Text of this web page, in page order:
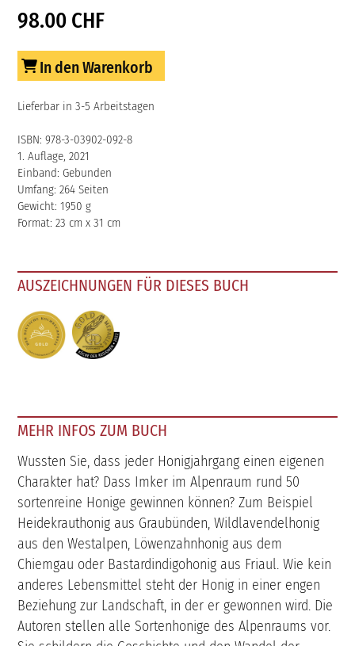
98.00 CHF
In den Warenkorb
Lieferbar in 3-5 Arbeitstagen
ISBN: 978-3-03902-092-8
1. Auflage, 2021
Einband: Gebunden
Umfang: 264 Seiten
Gewicht: 1950 g
Format: 23 cm x 31 cm
AUSZEICHNUNGEN FÜR DIESES BUCH
MEHR INFOS ZUM BUCH
Wussten Sie, dass jeder Honigjahrgang einen eigenen
Charakter hat? Dass Imker im Alpenraum rund 50
sortenreine Honige gewinnen können? Zum Beispiel
Heidekrauthonig aus Graubünden, Wildlavendelhonig
aus den Westalpen, Löwenzahnhonig aus dem
Chiemgau oder Bastardindigohonig aus Friaul. Wie kein
anderes Lebensmittel steht der Honig in einer engen
Beziehung zur Landschaft, in der er gewonnen wird. Die
Autoren stellen alle Sortenhonige des Alpenraums vor.